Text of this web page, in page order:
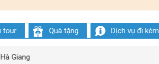
tour Quà tặng Dịch vụ đi kèm
Giang